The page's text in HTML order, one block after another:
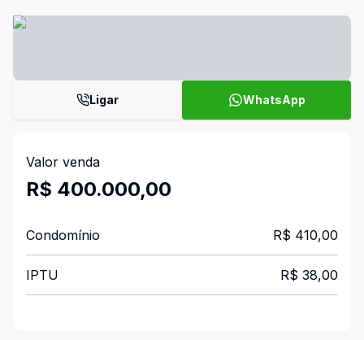
Ligar WhatsApp
Valor venda
R$ 400.000,00
Condomínio R$ 410,00
IPTU R$ 38,00